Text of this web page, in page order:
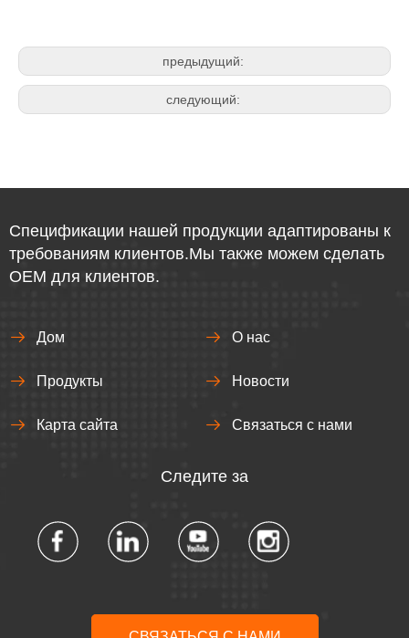
предыдущий:
следующий:
Спецификации нашей продукции адаптированы к
требованиям клиентов.Мы также можем сделать
OEM для клиентов.
Дом О нас
Продукты Новости
Карта сайта Связаться с нами
Следите за